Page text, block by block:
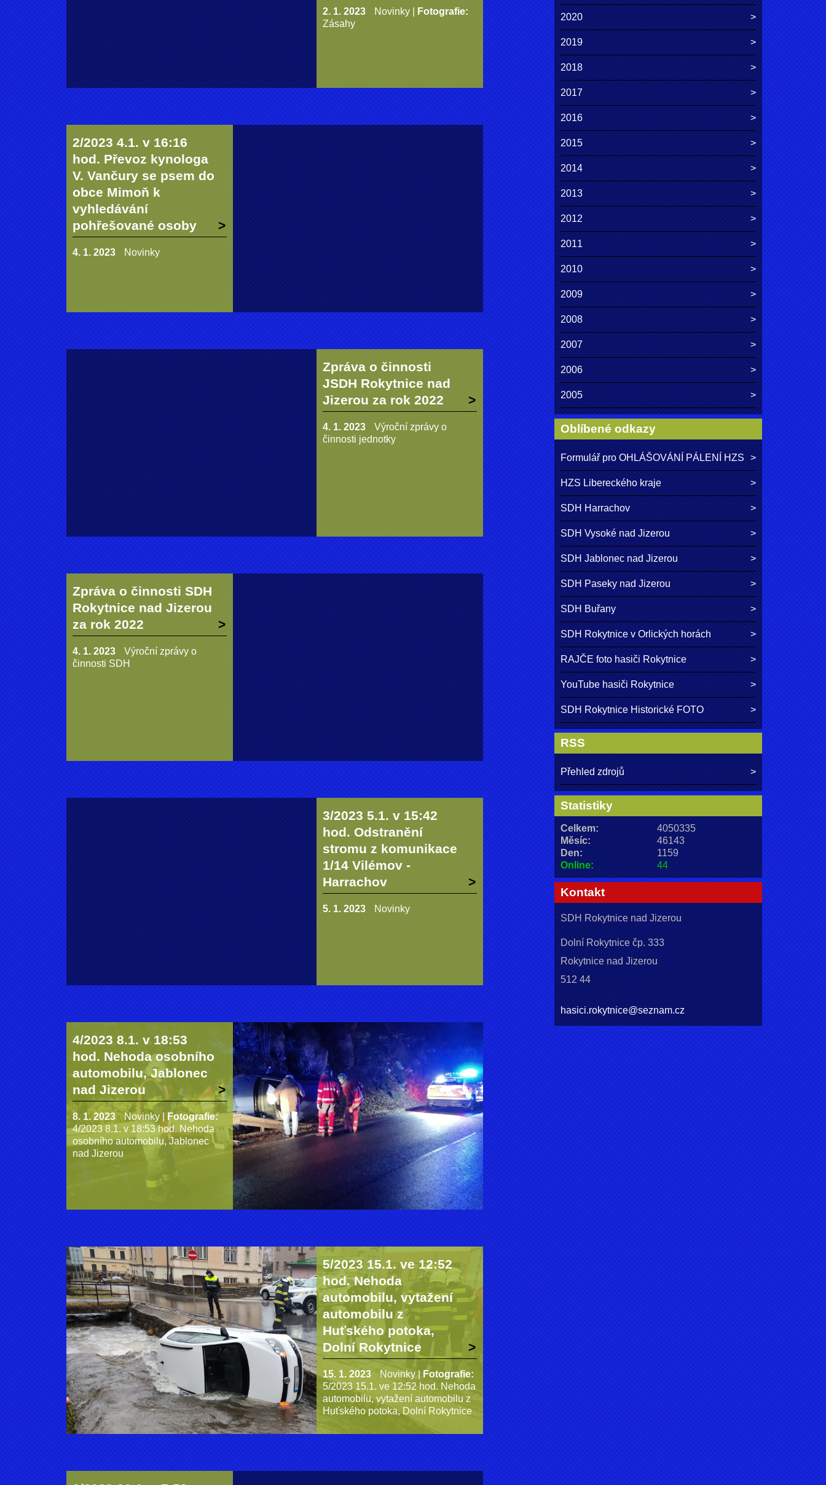
2. 1. 2023 Novinky
Fotografie:
Zásahy
2/2023 4.1. v 16:16
hod. Převoz kynologa
V. Vančury se psem do
obce Mimoň k
vyhledávání
pohřešované osoby
4. 1. 2023 Novinky
Zpráva o činnosti
JSDH Rokytnice nad
Jizerou za rok 2022
4. 1. 2023
Výroční zprávy o
činnosti jednotky
Zpráva o činnosti SDH
Rokytnice nad Jizerou
za rok 2022
4. 1. 2023
Výroční zprávy o
činnosti SDH
3/2023 5.1. v 15:42
hod. Odstranění
stromu z komunikace
1/14 Vilémov -
Harrachov
5. 1. 2023 Novinky
4/2023 8.1. v 18:53
hod. Nehoda osobního
automobilu, Jablonec
nad Jizerou
8. 1. 2023 Novinky
Fotografie:
4/2023 8.1. v 18:53 hod. Nehoda
osobního automobilu, Jablonec
nad Jizerou
5/2023 15.1. ve 12:52
hod. Nehoda
automobilu, vytažení
automobilu z
Huťského potoka,
Dolní Rokytnice
15. 1. 2023 Novinky | Fotografie:
5/2023 15.1. ve 12:52 hod. Nehoda
automobilu, vytažení automobilu z
Huťského potoka, Dolní Rokytnice
2020
2019
2018
2017
2016
2015
2014
2013
2012
2011
2010
2009
2008
2007
2006
2005
Oblíbené odkazy
Formulář pro OHLÁŠOVÁNÍ PÁLENÍ HZS
HZS Libereckého kraje
SDH Harrachov
SDH Vysoké nad Jizerou
SDH Jablonec nad Jizerou
SDH Paseky nad Jizerou
SDH Buřany
SDH Rokytnice v Orlických horách
RAJČE foto hasiči Rokytnice
YouTube hasiči Rokytnice
SDH Rokytnice Historické FOTO
RSS
Přehled zdrojů
Statistiky
Online: 44
Celkem:
4050335
Měsíc:
46143
Den:
1159
Kontakt
SDH Rokytnice nad Jizerou
Dolní Rokytnice čp. 333
Rokytnice nad Jizerou
512 44
hasici.rokytnice@seznam.cz